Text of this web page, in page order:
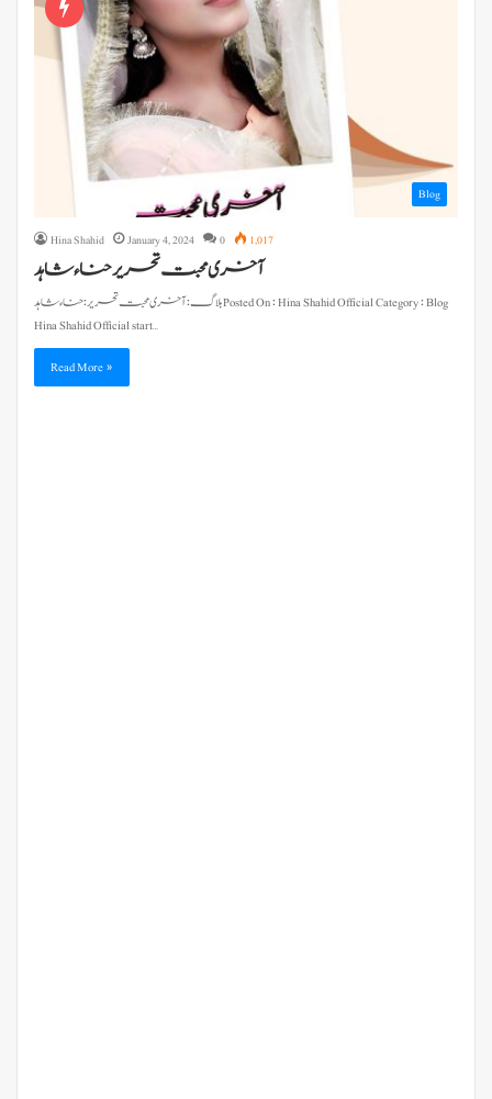
Blog
Hina Shahid January 4, 2024 0 1,017
آخری محبت تحریر حناء شاہد
بلاگ : آخری محبت تحریر : حناء شاہد Posted On : Hina Shahid Official Category : Blog
Hina Shahid Official start…
Read More »